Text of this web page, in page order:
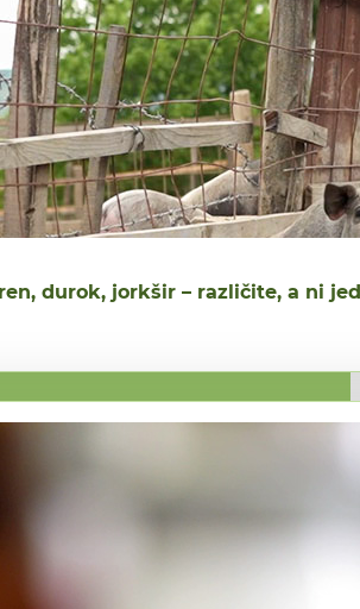
durok, jorkšir – različite, a ni